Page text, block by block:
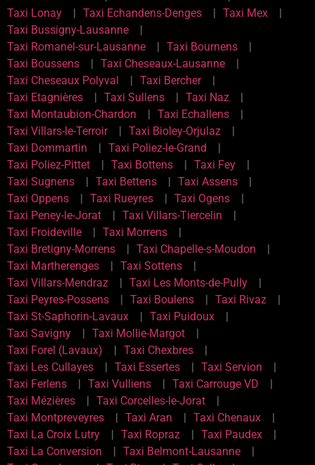
Taxi Lonay
Taxi Echandens-Denges
Taxi Mex
Taxi Bussigny-Lausanne
Taxi Romanel-sur-Lausanne
Taxi Bournens
Taxi Boussens
Taxi Cheseaux-Lausanne
Taxi Cheseaux Polyval
Taxi Bercher
Taxi Etagnières
Taxi Sullens
Taxi Naz
Taxi Montaubion-Chardon
Taxi Echallens
Taxi Villars-le-Terroir
Taxi Bioley-Orjulaz
Taxi Dommartin
Taxi Poliez-le-Grand
Taxi Poliez-Pittet
Taxi Bottens
Taxi Fey
Taxi Sugnens
Taxi Bettens
Taxi Assens
Taxi Oppens
Taxi Rueyres
Taxi Ogens
Taxi Peney-le-Jorat
Taxi Villars-Tiercelin
Taxi Froideville
Taxi Morrens
Taxi Bretigny-Morrens
Taxi Chapelle-s-Moudon
Taxi Martherenges
Taxi Sottens
Taxi Villars-Mendraz
Taxi Les Monts-de-Pully
Taxi Peyres-Possens
Taxi Boulens
Taxi Rivaz
Taxi St-Saphorin-Lavaux
Taxi Puidoux
Taxi Savigny
Taxi Mollie-Margot
Taxi Forel (Lavaux)
Taxi Chexbres
Taxi Les Cullayes
Taxi Essertes
Taxi Servion
Taxi Ferlens
Taxi Vulliens
Taxi Carrouge VD
Taxi Mézières
Taxi Corcelles-le-Jorat
Taxi Montpreveyres
Taxi Aran
Taxi Chenaux
Taxi La Croix Lutry
Taxi Ropraz
Taxi Paudex
Taxi La Conversion
Taxi Belmont-Lausanne